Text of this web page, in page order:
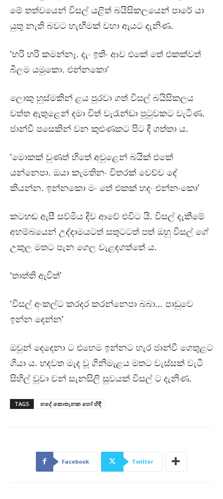
මේ තත්වයෙන් විසල් යළිත් බයිසිකලයෙන් පාරේ යා
යුතු නැති බවට හැඟීමක් වහා ඇයට දැනිණ.
‘හරි හරි කමන්නෑ. දැං ඉතිං ආව එකේ තේ එකක්වත්
බීලම යමුකො. එන්නකො’
ලොකු හුස්මකින් ළය පුරවා ගත් විසල් බයිසිකලය
වත්ත ඇතුළෙන් දමා විත් වැරැන්ඩා පුටුවකට වැටිණ.
ජාන්වී පසෙකින් වන කුළුණකට පිට දී ගත්තා ය.
‘මොකක් වුණත් හිතේ අවුළෙන් බයික් එකේ
යන්නෙපා. ඔයා කැමතිනං විතරක් වෙච්ච දේ
කියන්න. ඉන්නකො මං තේ එකක් හදං එන්නංකො’
කටහඬ ඇසී සව්මිය දිව ආවේ එවිට යි. විසල් දැකීමේ
අහම්බයෙන් උද්දාමයටත් සතුටටත් පත් ඔහු විසල් ගේ
උකුල මතට පැන ගෙල වැළඳගත්තේ ය.
‘තාත්ති ඇවිත්’
‘විසල් අංකල්ට කරදර කරන්නෙපා බබා… පාඩුවෙ
ඉන්න දෙන්න’
ඔවුන් දෙදෙනා ට එහෙම ඉන්නට හැර ජාන්වී ගෙතුළට
ගියා ය. හදවත මැද වූ ගිනිමැළය මතට වැස්සක් වැටී
සිහිල් වූවා වන් සැනසිලි සුවයක් විසල් ට දැනිණ.
TAGS හදේ කොතැනක හෝ හිඳී
Facebook Twitter